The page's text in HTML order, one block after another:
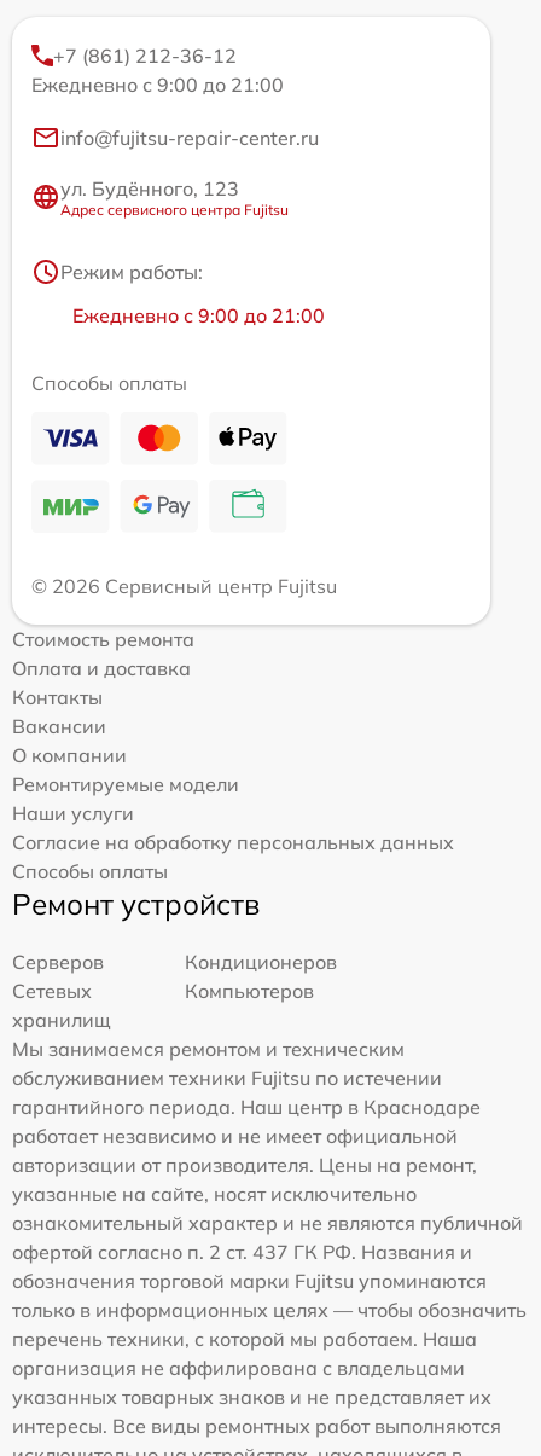
+7 (861) 212-36-12
Ежедневно с 9:00 до 21:00
info@fujitsu-repair-center.ru
ул. Будённого, 123
Адрес сервисного центра Fujitsu
Режим работы:
Ежедневно с 9:00 до 21:00
Способы оплаты
© 2026 Сервисный центр Fujitsu
Стоимость ремонта
Оплата и доставка
Контакты
Вакансии
О компании
Ремонтируемые модели
Наши услуги
Согласие на обработку персональных данных
Способы оплаты
Ремонт устройств
Серверов
Кондиционеров
Сетевых
хранилищ
Компьютеров
Мы занимаемся ремонтом и техническим
обслуживанием техники Fujitsu по истечении
гарантийного периода. Наш центр в Краснодаре
работает независимо и не имеет официальной
авторизации от производителя. Цены на ремонт,
указанные на сайте, носят исключительно
ознакомительный характер и не являются публичной
офертой согласно п. 2 ст. 437 ГК РФ. Названия и
обозначения торговой марки Fujitsu упоминаются
только в информационных целях — чтобы обозначить
перечень техники, с которой мы работаем. Наша
организация не аффилирована с владельцами
указанных товарных знаков и не представляет их
интересы. Все виды ремонтных работ выполняются